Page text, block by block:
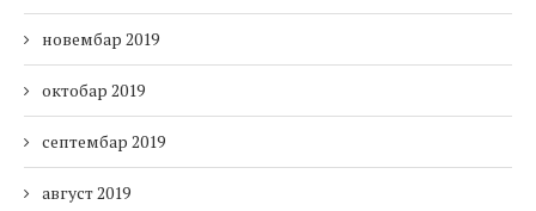
новембар 2019
октобар 2019
септембар 2019
август 2019